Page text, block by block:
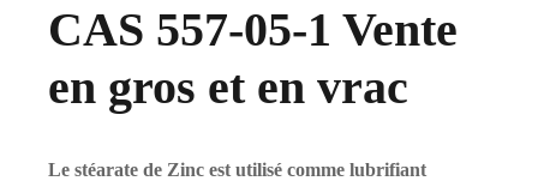
CAS 557-05-1 Vente
en gros et en vrac
Le stéarate de Zinc est utilisé comme lubrifiant